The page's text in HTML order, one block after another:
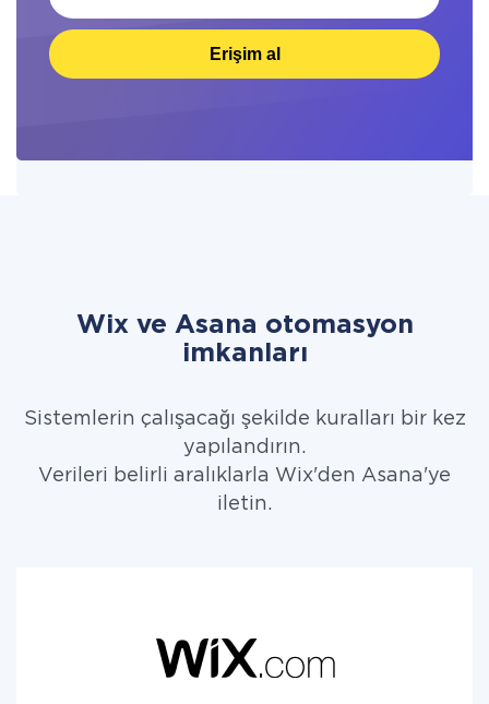
Erişim al
Wix ve Asana otomasyon
imkanları
Sistemlerin çalışacağı şekilde kuralları bir kez
yapılandırın.
Verileri belirli aralıklarla Wix'den Asana'ye
iletin.